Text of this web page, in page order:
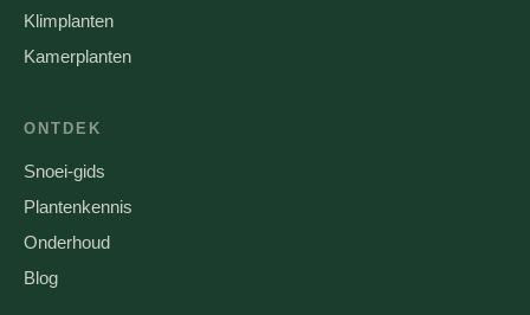
Klimplanten
Kamerplanten
ONTDEK
Snoei-gids
Plantenkennis
Onderhoud
Blog